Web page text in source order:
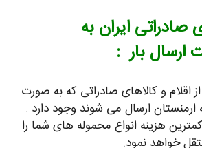
ایران به
ارسال بار :
اقلام و کالاهای صادراتی که به صورت
ارمنستان ارسال می شوند وجود دارد .
هزینه انواع محموله های شما را
خواهد نمود.